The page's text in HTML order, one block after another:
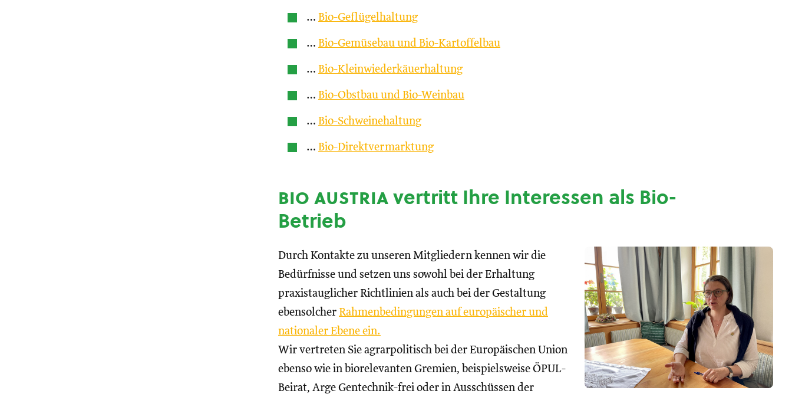
… Bio-Geflügelhaltung
… Bio-Gemüsebau und Bio-Kartoffelbau
… Bio-Kleinwiederkäuerhaltung
… Bio-Obstbau und Bio-Weinbau
… Bio-Schweinehaltung
… Bio-Direktvermarktung
bio austriavertritt Ihre Interessen als Bio-
Betrieb
Durch Kontakte zu unseren Mitgliedern kennen wir die
Bedürfnisse und setzen uns sowohl bei der Erhaltung
praxistauglicher Richtlinien als auch bei der Gestaltung
ebensolcher Rahmenbedingungen auf europäischer und
nationaler Ebene ein.
Wir vertreten Sie agrarpolitisch bei der Europäischen Union
ebenso wie in biorelevanten Gremien, beispielsweise ÖPUL-
Beirat, Arge Gentechnik-frei oder in Ausschüssen der